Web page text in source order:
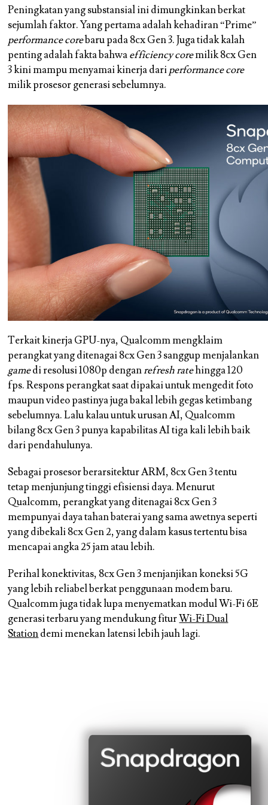
Peningkatan yang substansial ini dimungkinkan berkat
sejumlah faktor. Yang pertama adalah kehadiran “Prime”
performance corebaru pada 8cx Gen 3. Juga tidak kalah
penting adalah fakta bahwaefficiency coremilik 8cx Gen
3 kini mampu menyamai kinerja dariperformance core
milik prosesor generasi sebelumnya.
Terkait kinerja GPU-nya, Qualcomm mengklaim
perangkat yang ditenagai 8cx Gen 3 sanggup menjalankan
gamedi resolusi 1080p denganrefresh ratehingga 120
fps. Respons perangkat saat dipakai untuk mengedit foto
maupun video pastinya juga bakal lebih gegas ketimbang
sebelumnya. Lalu kalau untuk urusan AI, Qualcomm
bilang 8cx Gen 3 punya kapabilitas AI tiga kali lebih baik
dari pendahulunya.
Sebagai prosesor berarsitektur ARM, 8cx Gen 3 tentu
tetap menjunjung tinggi efisiensi daya. Menurut
Qualcomm, perangkat yang ditenagai 8cx Gen 3
mempunyai daya tahan baterai yang sama awetnya seperti
yang dibekali 8cx Gen 2, yang dalam kasus tertentu bisa
mencapai angka 25 jam atau lebih.
Perihal konektivitas, 8cx Gen 3 menjanjikan koneksi 5G
yang lebih reliabel berkat penggunaan modem baru.
Qualcomm juga tidak lupa menyematkan modul Wi-Fi 6E
generasi terbaru yang mendukung fiturWi-Fi Dual
Stationdemi menekan latensi lebih jauh lagi.